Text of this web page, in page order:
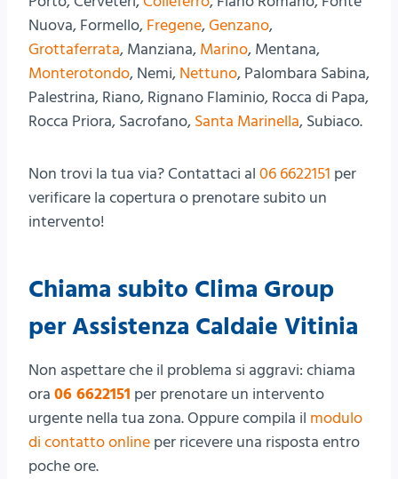
Nuova, Formello, Fregene,Genzano,
Grottaferrata, Manziana, Marino, Mentana,
Monterotondo, Nemi, Nettuno, Palombara Sabina,
Palestrina, Riano, Rignano Flaminio, Rocca di Papa,
Rocca Priora, Sacrofano, Santa Marinella, Subiaco.
Non trovi la tua via? Contattaci al 06 6622151 per
verificare la copertura o prenotare subito un
intervento!
Chiama subito Clima Group
per Assistenza Caldaie Vitinia
Non aspettare che il problema si aggravi: chiama
ora 06 6622151 per prenotare un intervento
urgente nella tua zona. Oppure compila il modulo
di contatto online per ricevere una risposta entro
poche ore.